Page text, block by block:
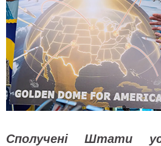
Сполучені Штати